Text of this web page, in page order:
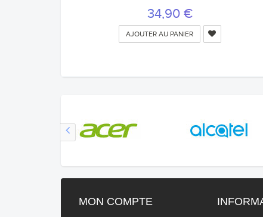
34,90 €
AJOUTER AU PANIER
MON COMPTE